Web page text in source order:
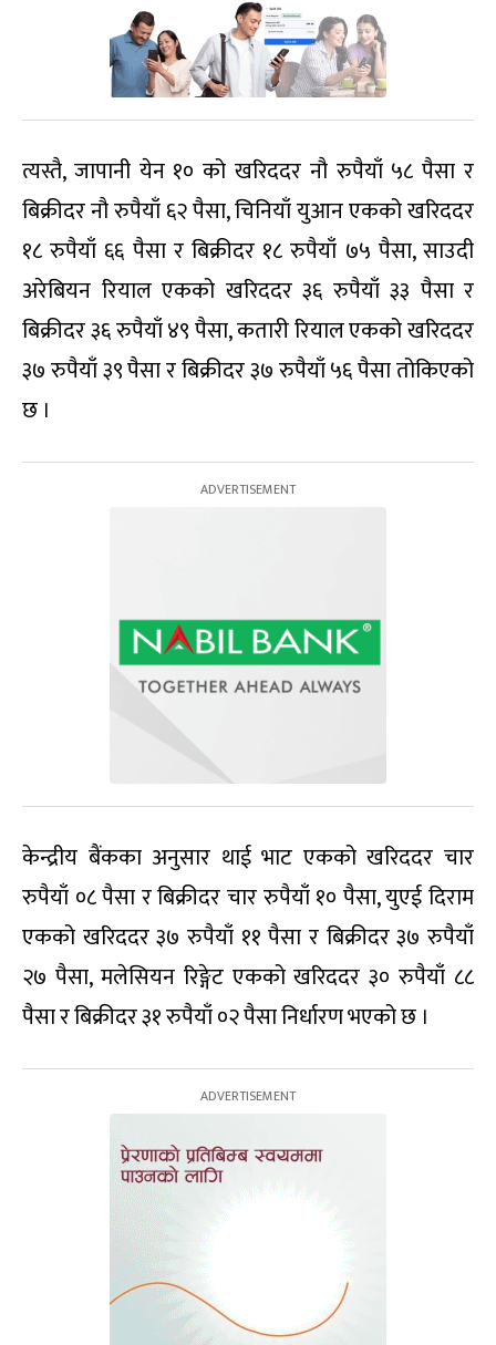
त्यस्तै, जापानी येन १० को खरिददर नौ रुपैयाँ ५८ पैसा र
बिक्रीदर नौ रुपैयाँ ६२ पैसा, चिनियाँ युआन एकको खरिददर
१८ रुपैयाँ ६६ पैसा र बिक्रीदर १८ रुपैयाँ ७५ पैसा, साउदी
अरेबियन रियाल एकको खरिददर ३६ रुपैयाँ ३३ पैसा र
बिक्रीदर ३६ रुपैयाँ ४९ पैसा, कतारी रियाल एकको खरिददर
३७ रुपैयाँ ३९ पैसा र बिक्रीदर ३७ रुपैयाँ ५६ पैसा तोकिएको
छ ।
केन्द्रीय बैंकका अनुसार थाई भाट एकको खरिददर चार
रुपैयाँ ०८ पैसा र बिक्रीदर चार रुपैयाँ १० पैसा, युएई दिराम
एकको खरिददर ३७ रुपैयाँ ११ पैसा र बिक्रीदर ३७ रुपैयाँ
२७ पैसा, मलेसियन रिङ्गेट एकको खरिददर ३० रुपैयाँ ८८
पैसा र बिक्रीदर ३१ रुपैयाँ ०२ पैसा निर्धारण भएको छ ।